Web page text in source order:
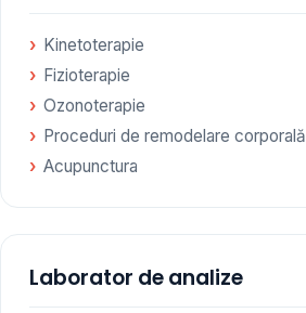
Kinetoterapie
Fizioterapie
Ozonoterapie
Proceduri de remodelare corporală
Acupunctura
Laborator de analize